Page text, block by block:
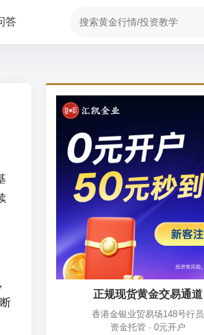
答
正规现货黄金交易通道
香港金银业贸易场148号行员
资金托管 · 0元开户